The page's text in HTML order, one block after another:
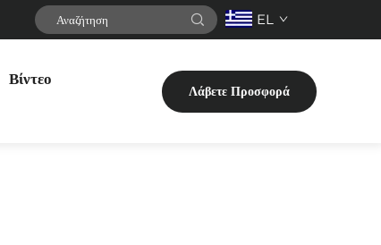
EL
Βίντεο
Λάβετε Προσφορά